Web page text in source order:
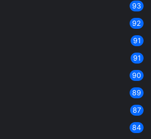
93
92
91
91
90
89
87
84